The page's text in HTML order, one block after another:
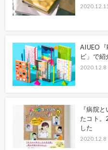
AIUEO『
ビ」で紹
2020.12.8
『病院
たコト。
した
2020.12.8